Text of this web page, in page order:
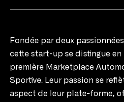
Fondée par deux
cette start-up se distingue
première Marketplace
Sportive. Leur passion se
aspect de leur plate-forme,